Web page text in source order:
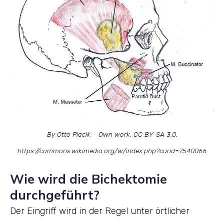
By Otto Placik – Own work, CC BY-SA 3.0,
https://commons.wikimedia.org/w/index.php?curid=7540066
Wie wird die Bichektomie
durchgeführt?
Der Eingriff wird in der Regel unter örtlicher